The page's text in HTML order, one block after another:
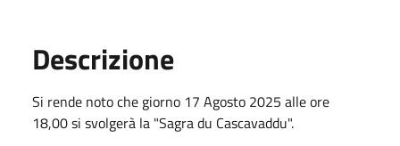
Descrizione
Si rende noto che giorno 17 Agosto 2025 alle ore
18,00 si svolgerà la "Sagra du Cascavaddu".